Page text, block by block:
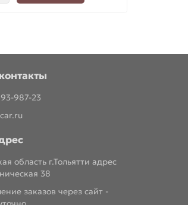
987-23
область г.Тольятти адрес
38
заказов через сайт -